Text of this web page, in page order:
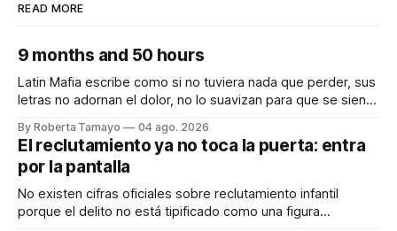
READ MORE
9 months and 50 hours
Latin Mafia escribe como si no tuviera nada que perder, sus
letras no adornan el dolor, no lo suavizan para que se sienta
Audiocolumna0:00/231.241× Hay proyectos que se
anuncian con meses de anticipación, con teasers
calculados, con campañas para crear expectativas
By Roberta Tamayo 04 ago. 2026
El reclutamiento ya no toca la puerta: entra
por la pantalla
No existen cifras oficiales sobre reclutamiento infantil
porque el delito no está tipificado como una figura